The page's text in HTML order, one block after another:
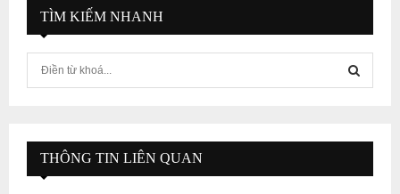
TÌM KIẾM NHANH
f
E
A
THÔNG TIN LIÊN QUAN